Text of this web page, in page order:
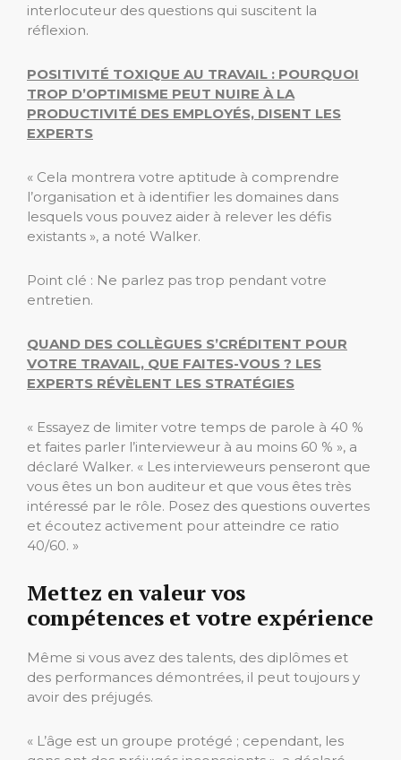
interlocuteur des questions qui suscitent la
réflexion.
POSITIVITÉ TOXIQUE AU TRAVAIL : POURQUOI
TROP D’OPTIMISME PEUT NUIRE À LA
PRODUCTIVITÉ DES EMPLOYÉS, DISENT LES
EXPERTS
« Cela montrera votre aptitude à comprendre
l’organisation et à identifier les domaines dans
lesquels vous pouvez aider à relever les défis
existants », a noté Walker.
Point clé : Ne parlez pas trop pendant votre
entretien.
QUAND DES COLLÈGUES S’CRÉDITENT POUR
VOTRE TRAVAIL, QUE FAITES-VOUS ? LES
EXPERTS RÉVÈLENT LES STRATÉGIES
« Essayez de limiter votre temps de parole à 40 %
et faites parler l’intervieweur à au moins 60 % », a
déclaré Walker. « Les intervieweurs penseront que
vous êtes un bon auditeur et que vous êtes très
intéressé par le rôle. Posez des questions ouvertes
et écoutez activement pour atteindre ce ratio
40/60. »
Mettez en valeur vos
compétences et votre expérience
Même si vous avez des talents, des diplômes et
des performances démontrées, il peut toujours y
avoir des préjugés.
« L’âge est un groupe protégé ; cependant, les